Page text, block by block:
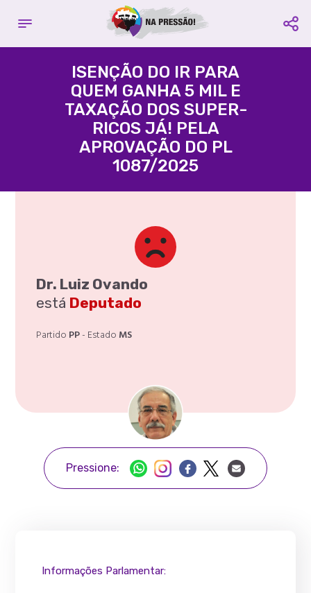
Compartilhe:
Complete seu cadastro
campanhas
Nome é Obrigatório
Email é Obrigatório
CADASTRAR
Contribuir com o projeto:
Única dos Trabalhadores
60.563.731/0001-77
ISENÇÃO DO IR PARA
QUEM GANHA 5 MIL E
TAXAÇÃO DOS SUPER-
RICOS JÁ! PELA
APROVAÇÃO DO PL
1087/2025
Dr. Luiz Ovando
está Deputado
Partido PP- Estado MS
Pressione:
Informações Parlamentar:
Acácio Favacho
PartidoPROS - EstadoAP